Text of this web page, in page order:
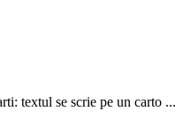
textul se scrie pe un carto ...